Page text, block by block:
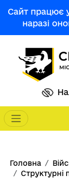
Сайт працює
наразі
Main
Рядок
Головна
Структурні